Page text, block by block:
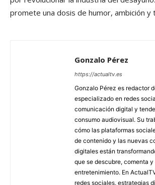
promete una dosis de humor, ambición y
Gonzalo Pérez
https://actualtv.es
Gonzalo Pérez es redactor
especializado en redes
comunicación digital y
consumo audiovisual. Su
cómo las plataformas
de contenido y las nuevas
digitales están
que se descubre, comenta y
entretenimiento. En
redes sociales, estrategias